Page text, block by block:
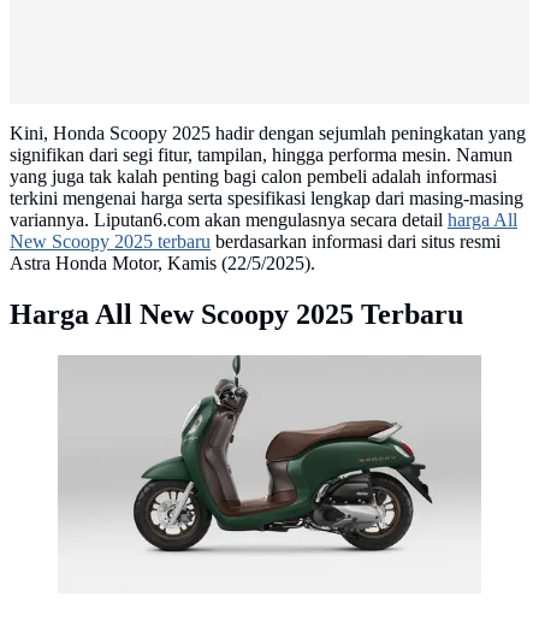
Kini, Honda Scoopy 2025 hadir dengan sejumlah peningkatan yang
signifikan dari segi fitur, tampilan, hingga performa mesin. Namun
yang juga tak kalah penting bagi calon pembeli adalah informasi
terkini mengenai harga serta spesifikasi lengkap dari masing-masing
variannya. Liputan6.com akan mengulasnya secara detail harga All
New Scoopy 2025 terbaru berdasarkan informasi dari situs resmi
Astra Honda Motor, Kamis (22/5/2025).
Harga All New Scoopy 2025 Terbaru
New Honda Scoopy Punya Tampilan Baru yang Makin